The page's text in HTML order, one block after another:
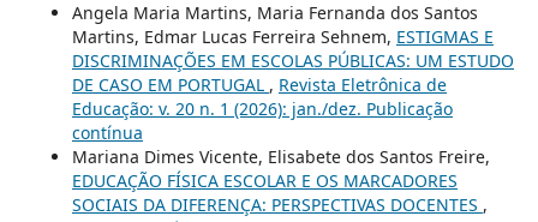
Angela Maria Martins, Maria Fernanda dos Santos
Martins, Edmar Lucas Ferreira Sehnem, ESTIGMAS E
DISCRIMINAÇÕES EM ESCOLAS PÚBLICAS: UM ESTUDO
DE CASO EM PORTUGAL , Revista Eletrônica de
Educação: v. 20 n. 1 (2026): jan./dez. Publicação
contínua
Mariana Dimes Vicente, Elisabete dos Santos Freire,
EDUCAÇÃO FÍSICA ESCOLAR E OS MARCADORES
SOCIAIS DA DIFERENÇA: PERSPECTIVAS DOCENTES ,